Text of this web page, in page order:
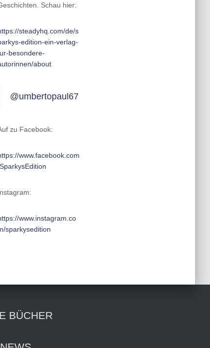
Schau hier:
steadyhq.com/de/s
edition-ein-verlag-
besondere-
about
@umbertopaul67
zu Facebook:
www.facebook.com
www.instagram.co
sparkysedition
BÜCHER